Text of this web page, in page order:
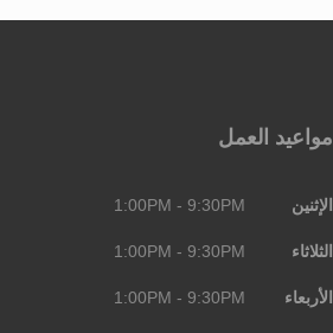
مواعيد العمل
1:00PM - 9:30PM الإثنين
1:00PM - 9:30PM الثلاثاء
1:00PM - 9:30PM الأربعاء